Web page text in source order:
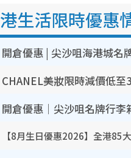
港生活限時優惠